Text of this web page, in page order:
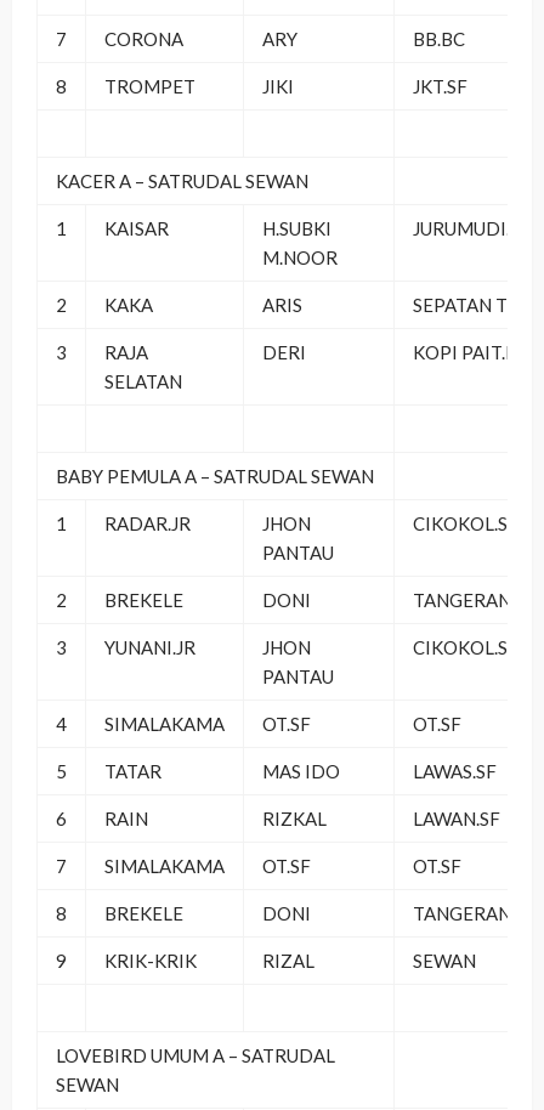
7 CORONA ARY BB.BC
8 TROMPET JIKI JKT.SF
KACER A – SATRUDAL SEWAN
1 KAISAR
H.SUBKI
M.NOOR
JURUMUDI.SF
2 KAKA ARIS SEPATAN
3
RAJA
SELATAN
DERI KOPI PAIT.BC
BABY PEMULA A – SATRUDAL SEWAN
1 RADAR.JR
JHON
PANTAU
CIKOKOL.SF
2 BREKELE DONI TANGERANG
3 YUNANI.JR
JHON
PANTAU
CIKOKOL.SF
4 SIMALAKAMA OT.SF OT.SF
5 TATAR MAS IDO LAWAS.SF
6 RAIN RIZKAL LAWAN.SF
7 SIMALAKAMA OT.SF OT.SF
8 BREKELE DONI TANGERANG
9 KRIK-KRIK RIZAL SEWAN
LOVEBIRD UMUM A – SATRUDAL
SEWAN